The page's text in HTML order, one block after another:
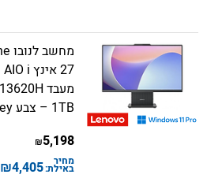
1TB – צבע Luna Grey
5,198
₪
מחיר
באילת:4,405
₪